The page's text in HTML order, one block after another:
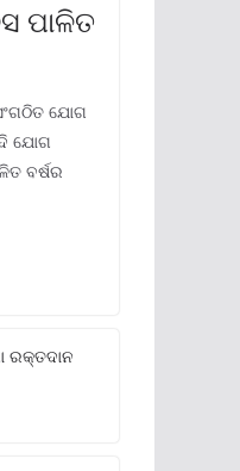
ପାଳିତ
ଯୋଗ
ଯୋଗ
ବର୍ଷର
ରକ୍ତଦାନ